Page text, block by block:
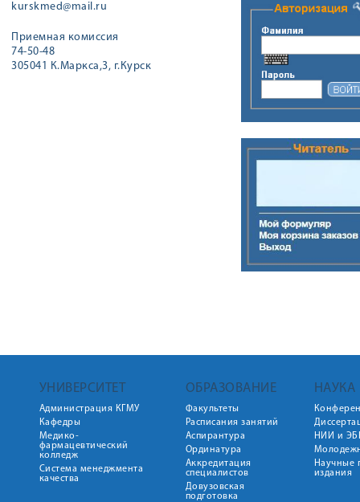
kurskmed@mail.ru
Приемная комиссия
74-50-48
305041 К.Маркса,3, г.Курск
УНИВЕРСИТЕТ
Администрация КГМУ
Кафедры
Медико-
фармацевтический
колледж
Система менеджмента
качества
ОБРАЗОВАНИЕ
Факультеты
Расписания занятий
Аспирантура
Ординатура
Аккредитация
специалистов
Довузовская
подготовка
НАУКА
НИИ и
Научные
издания